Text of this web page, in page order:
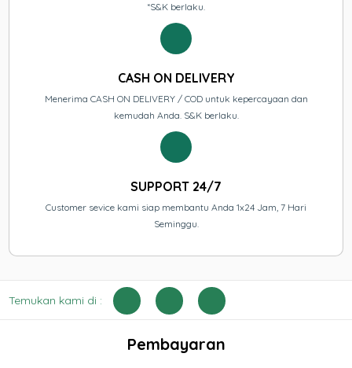
*S&K berlaku.
CASH ON DELIVERY
Menerima CASH ON DELIVERY / COD untuk kepercayaan dan
kemudah Anda. S&K berlaku.
SUPPORT 24/7
Customer sevice kami siap membantu Anda 1x24 Jam, 7 Hari
Seminggu.
Temukan kami di :
Pembayaran